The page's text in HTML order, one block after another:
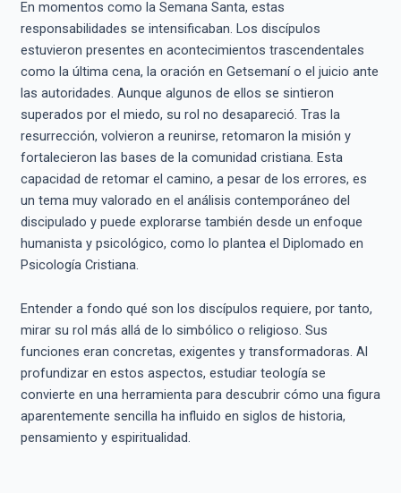
En momentos como la Semana Santa, estas
responsabilidades se intensificaban. Los discípulos
estuvieron presentes en acontecimientos trascendentales
como la última cena, la oración en Getsemaní o el juicio ante
las autoridades. Aunque algunos de ellos se sintieron
superados por el miedo, su rol no desapareció. Tras la
resurrección, volvieron a reunirse, retomaron la misión y
fortalecieron las bases de la comunidad cristiana. Esta
capacidad de retomar el camino, a pesar de los errores, es
un tema muy valorado en el análisis contemporáneo del
discipulado y puede explorarse también desde un enfoque
humanista y psicológico, como lo plantea el Diplomado en
Psicología Cristiana.
Entender a fondo qué son los discípulos requiere, por tanto,
mirar su rol más allá de lo simbólico o religioso. Sus
funciones eran concretas, exigentes y transformadoras. Al
profundizar en estos aspectos, estudiar teología se
convierte en una herramienta para descubrir cómo una figura
aparentemente sencilla ha influido en siglos de historia,
pensamiento y espiritualidad.